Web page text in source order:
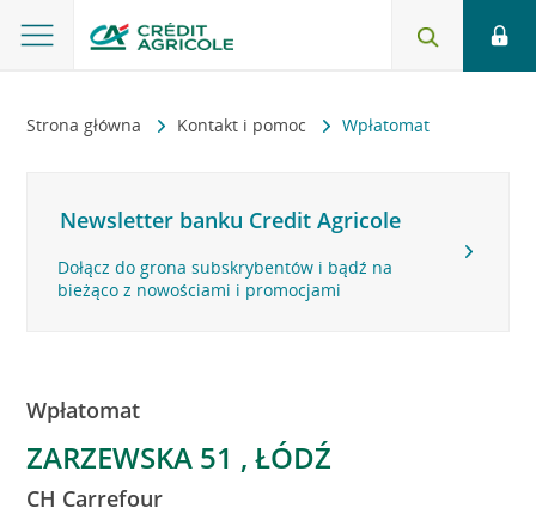
Strona główna Kontakt i pomoc Wpłatomat
Newsletter banku Credit Agricole
Dołącz do grona subskrybentów i bądź na
bieżąco z nowościami i promocjami
Wpłatomat
ZARZEWSKA 51 , ŁÓDŹ
CH Carrefour